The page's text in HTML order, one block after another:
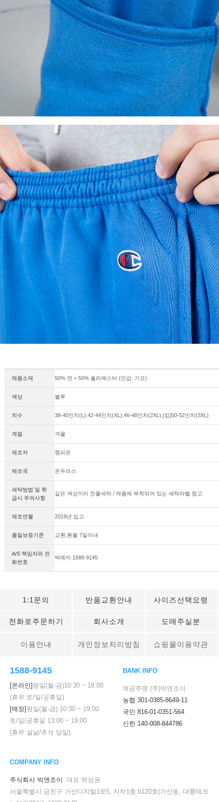
제품소재 50% 면 + 50% 폴리에스터 (안감: 기모)
색상 블루
치수 38-40인치(L),42-44인치(XL),46-48인치(2XL),[킹]50-52인치(3XL)
계절 겨울
제조자 챔피온
제조국 온두라스
세탁방법 및 취
급시 주의사항
같은 색상끼리 찬물세탁 / 제품에 부착되어 있는 세탁라벨 참고
제조연월 2019년 입고
품질보증기준 교환,환불 7일이내
A/S 책임자와 전
화번호
박예지 1588-9145
1:1문의 반품교환안내 사이즈선택요령
전화로주문하기 회사소개 도매주실분
이용안내 개인정보처리방침 쇼핑몰이용약관
1588-9145
[온라인]평일(월-금)10:30 ~ 18:00
(휴무:토/일/공휴일)
[매장]평일(월-금) 10:30 ~ 19:00
토/일/공휴일 13:00 ~ 19:00
(휴무:설날/추석 당일)
BANK INFO
예금주명 (주)빅앤조이
농협 301-0385-8649-11
국민 816-01-0351-564
신한 140-008-844786
COMPANY INFO
주식회사 빅앤조이
대표 박성권
서울특별시 금천구 가산디지털1로5, 지하1층 b120호(가산동, 대륭테크